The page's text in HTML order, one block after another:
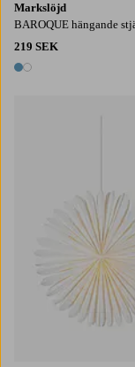
Markslöjd
BAROQUE hängande
219 SEK
2 färger